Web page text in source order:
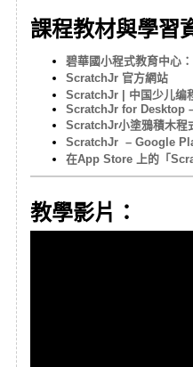
課程教材與學習
碧華國小程式教育中心
ScratchJr 官方網站
ScratchJr | 中国少儿编
ScratchJr for Desktop
ScratchJr小塗鴉積木程
ScratchJr – Google
在App Store 上的「
教學影片：